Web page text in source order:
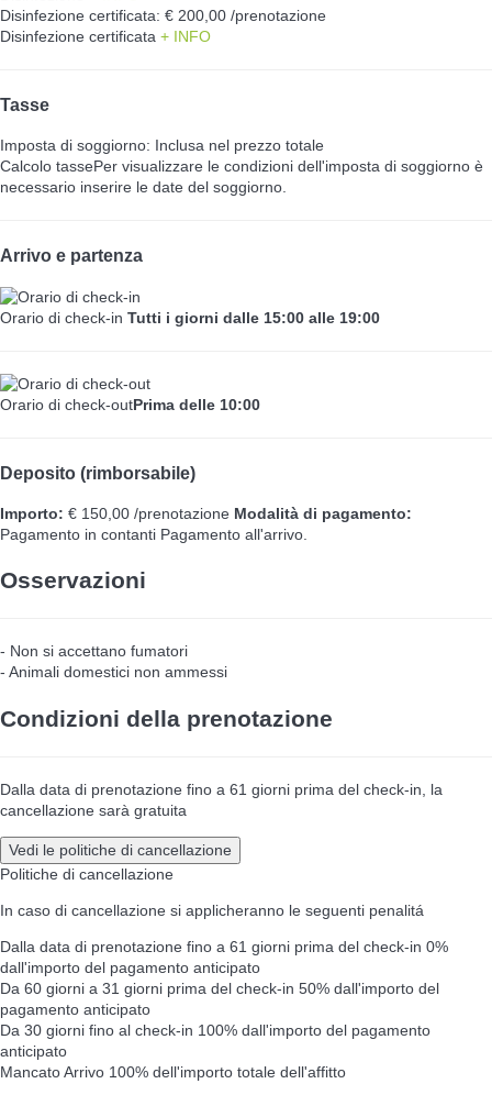
Disinfezione certificata: € 200,00 /prenotazione
Disinfezione certificata + INFO
Tasse
Imposta di soggiorno: Inclusa nel prezzo totale
Calcolo tassePer visualizzare le condizioni dell'imposta di soggiorno è
necessario inserire le date del soggiorno.
Arrivo e partenza
Orario di check-in Tutti i giorni dalle 15:00 alle 19:00
Orario di check-outPrima delle 10:00
Deposito (rimborsabile)
Importo: € 150,00 /prenotazione Modalità di pagamento:
Pagamento in contanti Pagamento all'arrivo.
Osservazioni
- Non si accettano fumatori
- Animali domestici non ammessi
Condizioni della prenotazione
Dalla data di prenotazione fino a 61 giorni prima del check-in, la
cancellazione sarà gratuita
Vedi le politiche di cancellazione
Politiche di cancellazione
In caso di cancellazione si applicheranno le seguenti penalitá
Dalla data di prenotazione fino a 61 giorni prima del check-in 0%
dall'importo del pagamento anticipato
Da 60 giorni a 31 giorni prima del check-in 50% dall'importo del
pagamento anticipato
Da 30 giorni fino al check-in 100% dall'importo del pagamento
anticipato
Mancato Arrivo 100% dell'importo totale dell'affitto